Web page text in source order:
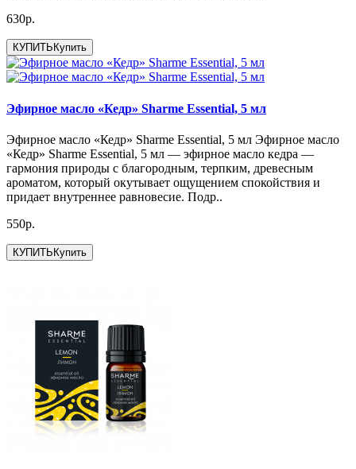
630р.
КУПИТЬ Купить
Эфирное масло «Кедр» Sharme Essential, 5 мл
Эфирное масло «Кедр» Sharme Essential, 5 мл Эфирное масло
«Кедр» Sharme Essential, 5 мл — эфирное масло кедра —
гармония природы с благородным, терпким, древесным
ароматом, который окутывает ощущением спокойствия и
придает внутреннее равновесие. Подр..
550р.
КУПИТЬ Купить